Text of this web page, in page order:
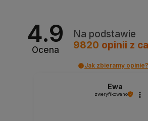
4.9
Ocena
Na podstawie
9820 opinii z
Jak zbieramy opinie?
Ewa
zweryfikowano